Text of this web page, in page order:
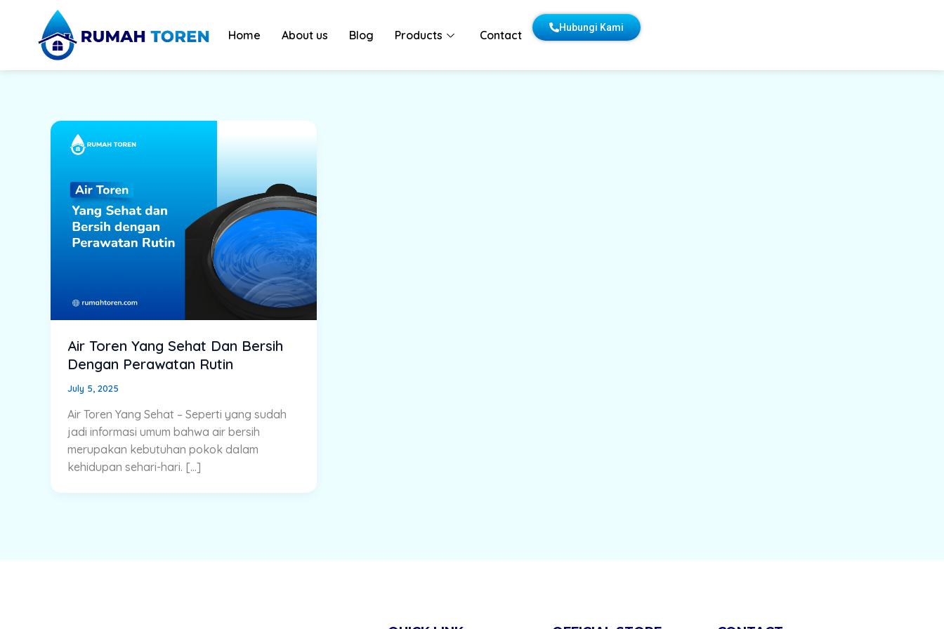
content
Home About us Blog Products Contact
Hubungi Kami
Air Toren Yang Sehat Dan Bersih
Dengan Perawatan Rutin
July 5, 2025
Air Toren Yang Sehat – Seperti yang sudah
jadi informasi umum bahwa air bersih
merupakan kebutuhan pokok dalam
kehidupan sehari-hari. […]